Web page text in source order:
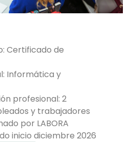
Certificado de
Informática y
profesional: 2
y trabajadores
por LABORA
inicio diciembre 2026